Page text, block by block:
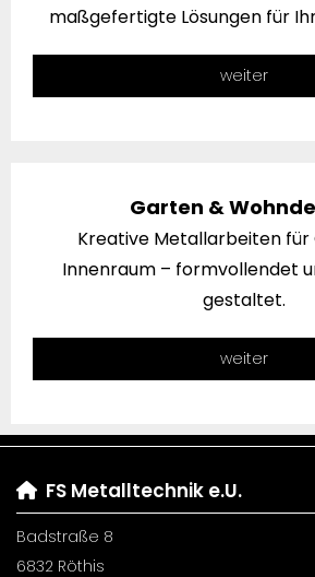
maßgefertigte Lösungen für
weiter
Garten &
Kreative Metallarbeiten für
Innenraum – formvollendet
gestaltet.
weiter
 FS Metalltechnik e.U.
Badstraße 8
6832 Röthis